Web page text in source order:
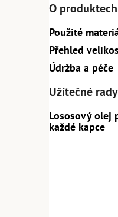
O
Použité
Přehled
Údržba a péče
Užitečné
Lososový olej
každé kapce